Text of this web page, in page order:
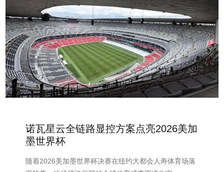
诺瓦星云全链路显控方案点亮2026美加
墨世界杯
随着2026美加墨世界杯决赛在纽约大都会人寿体育场落